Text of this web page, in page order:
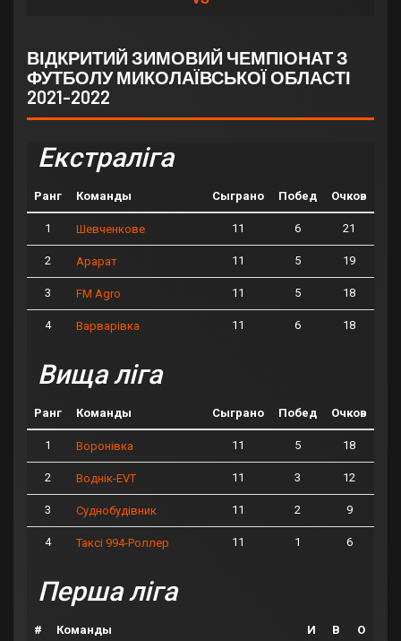
ВІДКРИТИЙ ЗИМОВИЙ ЧЕМПІОНАТ З
ФУТБОЛУ МИКОЛАЇВСЬКОЇ ОБЛАСТІ
2021-2022
Екстраліга
Ранг Команды Сыграно Побед Очков
1 Шевченкове 11 6 21
2 Арарат 11 5 19
3 FM Agro 11 5 18
4 Варварівка 11 6 18
Вища ліга
Ранг Команды Сыграно Побед Очков
1 Воронівка 11 5 18
2 Воднік-EVT 11 3 12
3 Суднобудівник 11 2 9
4 Таксі 994-Роллер 11 1 6
Перша ліга
# Команды И В О